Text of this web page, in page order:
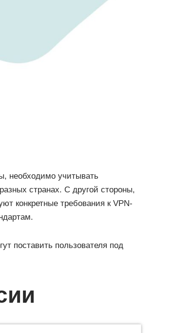
необходимо учитывать
странах. С другой стороны,
конкретные требования к VPN-
поставить пользователя под